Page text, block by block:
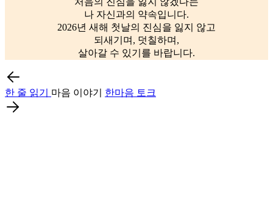
나 자신과의 약속입니다.
2026년 새해 첫날의 진심을 잃지 않고
되새기며, 덧칠하며,
살아갈 수 있기를 바랍니다.
한 줄 읽기 마음 이야기 한마음 토크